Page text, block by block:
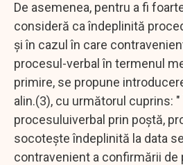
De asemenea, pentru a fi
consideră ca îndeplinită
şi în cazul în care
procesul-verbal în termenul
primire, se propune
alin.(3), cu următorul cuprins:
procesuluiverbal prin poştă,
socoteşte îndeplinită la data
contravenient a confirmării de